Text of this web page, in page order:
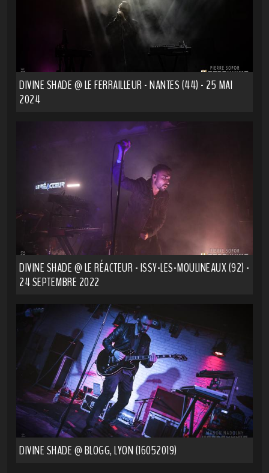
DIVINE SHADE @ LE FERRAILLEUR - NANTES (44) - 25 MAI
2024
DIVINE SHADE @ LE RÉACTEUR - ISSY-LES-MOULINEAUX (92) -
24 SEPTEMBRE 2022
DIVINE SHADE @ BLOGG, LYON (16052019)